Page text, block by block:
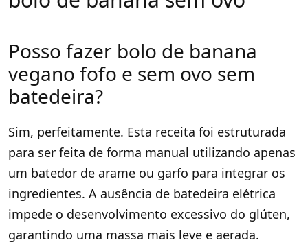
Posso fazer bolo de banana
vegano fofo e sem ovo sem
batedeira?
Sim, perfeitamente. Esta receita foi estruturada
para ser feita de forma manual utilizando apenas
um batedor de arame ou garfo para integrar os
ingredientes. A ausência de batedeira elétrica
impede o desenvolvimento excessivo do glúten,
garantindo uma massa mais leve e aerada.